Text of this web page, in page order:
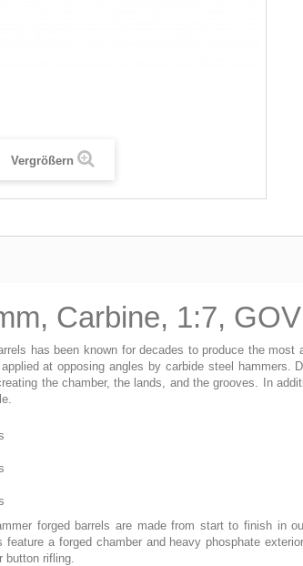
Vergrößern
Carbine, 1:7, GOV
has been known for decades to produce the
at opposing angles by carbide steel
the chamber, the lands, and the grooves. In
forged barrels are made from start to finish in
feature a forged chamber and heavy phosphate
button rifling.